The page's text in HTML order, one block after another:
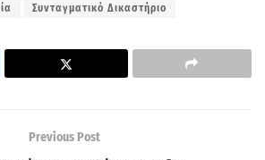
Συνταγματικό Δικαστήριο
Previous Post